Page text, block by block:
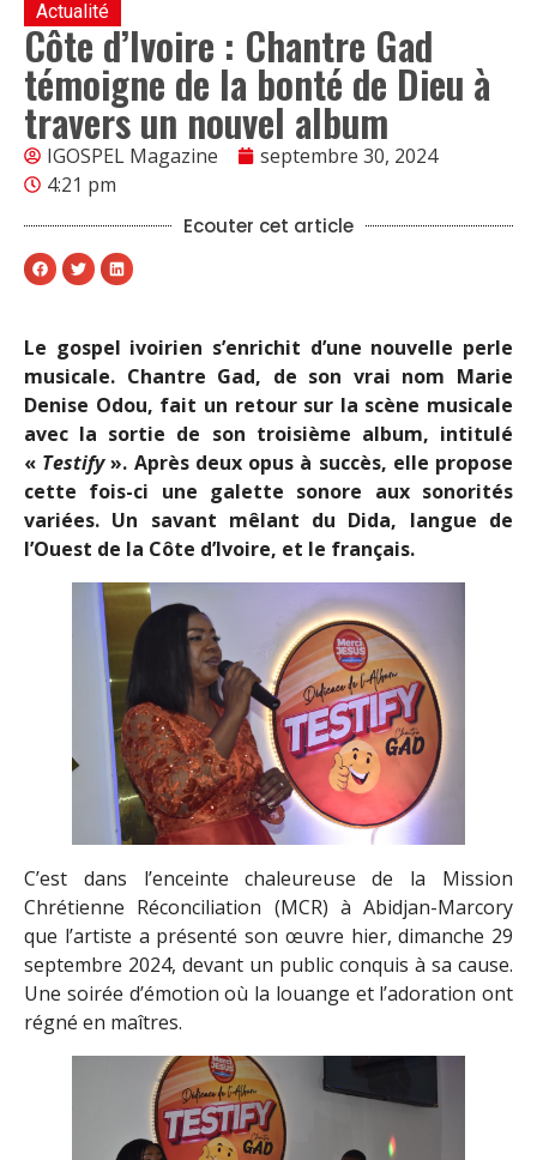
Actualité
Côte d’Ivoire : Chantre Gad
témoigne de la bonté de Dieu à
travers un nouvel album
IGOSPEL Magazine
septembre 30, 2024
4:21 pm
Ecouter cet article
Le gospel ivoirien s’enrichit d’une nouvelle perle
musicale. Chantre Gad, de son vrai nom Marie
Denise Odou, fait un retour sur la scène musicale
avec la sortie de son troisième album, intitulé
« Testify». Après deux opus à succès, elle propose
cette fois-ci une galette sonore aux sonorités
variées. Un savant mêlant du Dida, langue de
l’Ouest de la Côte d’Ivoire, et le français.
C’est dans l’enceinte chaleureuse de la Mission
Chrétienne Réconciliation (MCR) à Abidjan-Marcory
que l’artiste a présenté son œuvre hier, dimanche 29
septembre 2024, devant un public conquis à sa cause.
Une soirée d’émotion où la louange et l’adoration ont
régné en maîtres.